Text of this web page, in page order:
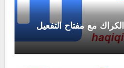
Nicepage 8.6.2 الكراك مع مفتاح التفعيل